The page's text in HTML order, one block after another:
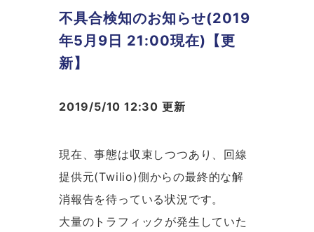
不具合検知のお知らせ(2019
年5月9日 21:00現在)【更
新】
2019/5/10 12:30 更新
現在、事態は収束しつつあり、回線
提供元(Twilio)側からの最終的な解
消報告を待っている状況です。
大量のトラフィックが発生していた